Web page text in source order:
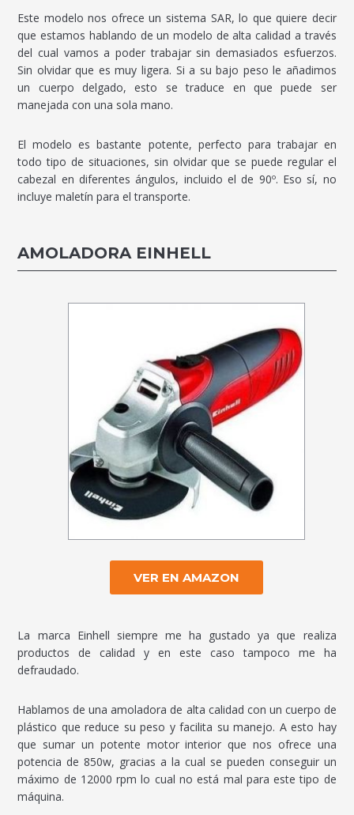
Este modelo nos ofrece un sistema SAR, lo que quiere decir
que estamos hablando de un modelo de alta calidad a través
del cual vamos a poder trabajar sin demasiados esfuerzos.
Sin olvidar que es muy ligera. Si a su bajo peso le añadimos
un cuerpo delgado, esto se traduce en que puede ser
manejada con una sola mano.
El modelo es bastante potente, perfecto para trabajar en
todo tipo de situaciones, sin olvidar que se puede regular el
cabezal en diferentes ángulos, incluido el de 90º. Eso sí, no
incluye maletín para el transporte.
AMOLADORA EINHELL
VER EN AMAZON
La marca Einhell siempre me ha gustado ya que realiza
productos de calidad y en este caso tampoco me ha
defraudado.
Hablamos de una amoladora de alta calidad con un cuerpo de
plástico que reduce su peso y facilita su manejo. A esto hay
que sumar un potente motor interior que nos ofrece una
potencia de 850w, gracias a la cual se pueden conseguir un
máximo de 12000 rpm lo cual no está mal para este tipo de
máquina.